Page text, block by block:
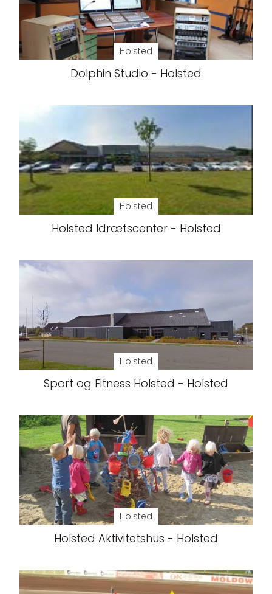
Holsted
Dolphin Studio - Holsted
Holsted
Holsted Idrætscenter - Holsted
Holsted
Sport og Fitness Holsted - Holsted
Holsted
Holsted Aktivitetshus - Holsted